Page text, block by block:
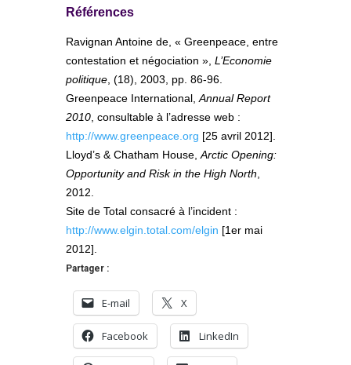
Références
Ravignan Antoine de, « Greenpeace, entre
contestation et négociation », L’Economie
politique , (18), 2003, pp. 86-96.
Greenpeace International, Annual Report
2010 , consultable à l’adresse web :
http://www.greenpeace.org [25 avril 2012].
Lloyd’s & Chatham House, Arctic Opening:
Opportunity and Risk in the High North
2012.
Site de Total consacré à l’incident :
http://www.elgin.total.com/elgin [1er mai
2012].
Partager :
E-mail X
Facebook LinkedIn